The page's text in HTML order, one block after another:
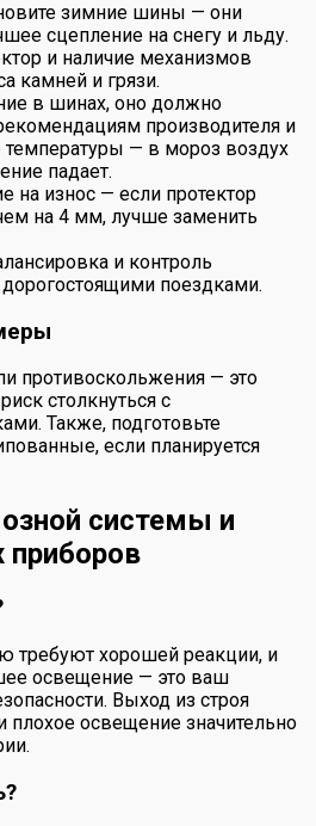
зимние шины — они
сцепление на снегу и льду.
и наличие механизмов
камней и грязи.
в шинах, оно должно
производителя и
температуры — в мороз воздух
падает.
на износ — если протектор
на 4 мм, лучше заменить
и контроль
поездками.
противоскольжения — это
столкнуться с
Также, подготовьте
если планируется
системы и
приборов
требуют хорошей реакции, и
освещение — это ваш
Выход из строя
плохое освещение значительно